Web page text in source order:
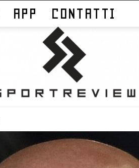
APP CONTATTI
Sportreview